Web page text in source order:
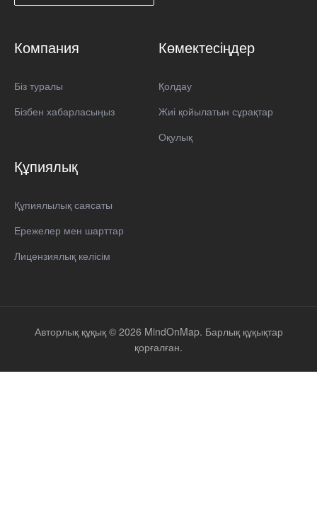
Компания
Біз туралы
Бізбен хабарласыңыз
Көмектесіңдер
Қолдау
Жиі қойылатын сұрақтар
Оқулық
Құпиялық
Құпиялылық саясаты
Ережелер мен шарттар
Лицензиялық келісім
Авторлық құқық © 2026 MindOnMap. Барлық құқықтар
қорғалған.